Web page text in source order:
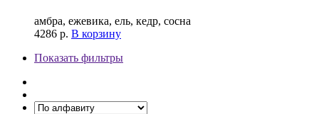
амбра, ежевика, ель, кедр, сосна
4286 р. В корзину
Показать фильтры